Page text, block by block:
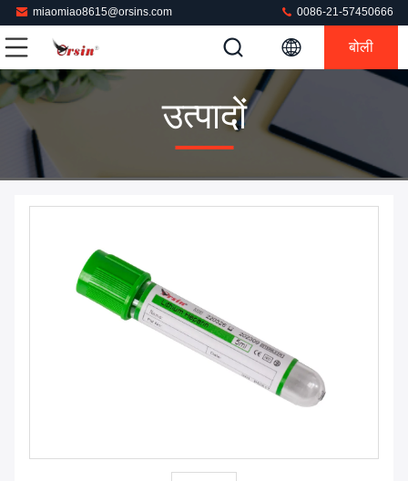
miaomiao8615@orsins.com 0086-21-57450666
बोली
उत्पादों